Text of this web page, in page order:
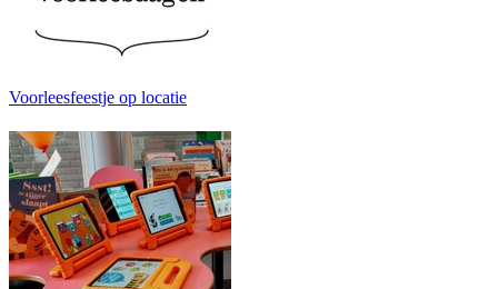
Voorleesfeestje op locatie